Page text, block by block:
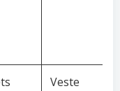
Veste